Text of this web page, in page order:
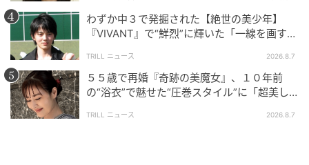
大人になってもこびりつくように残る、母の言
葉…
──母の言葉の重さも、作品の底にずっと流れている
ように感じました。他人の言葉よりずっと深く、心に
残ります。
朝倉さん：でも私は、ふゆのおっかあを全部悪いとは
わずか中３で発掘された【絶世の美少年】
『VIVANT』で“鮮烈”に輝いた「一線を画す」
TRILL ニュース 2026.8.7
５５歳で再婚『奇跡の美魔女』、１０年前
の“浴衣”で魅せた“圧巻スタイル”に「超美し
TRILL ニュース 2026.8.7